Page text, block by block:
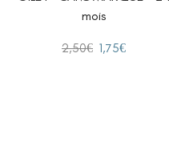
mois
2,50€ 1,75€